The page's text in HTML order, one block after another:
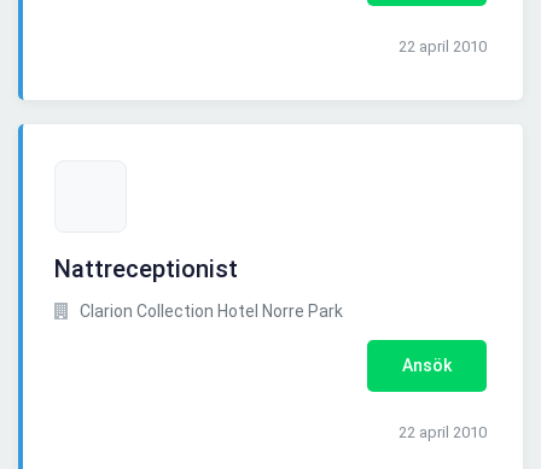
22 april 2010
Nattreceptionist
Clarion Collection Hotel Norre Park
Ansök
22 april 2010